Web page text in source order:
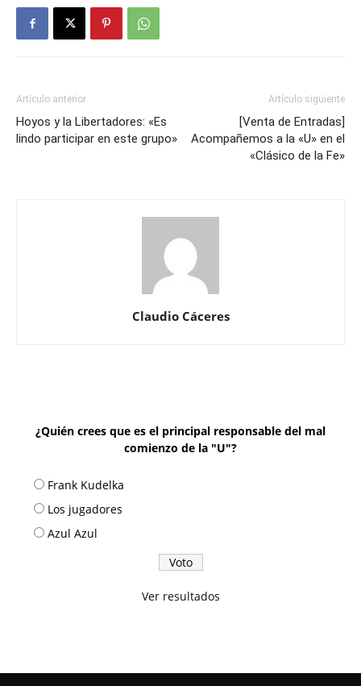
Artículo anterior
Hoyos y la Libertadores: «Es
lindo participar en este grupo»
Artículo siguiente
[Venta de Entradas]
Acompañemos a la «U» en el
«Clásico de la Fe»
Claudio Cáceres
¿Quién crees que es el principal responsable del mal
comienzo de la "U"?
Frank Kudelka
Los jugadores
Azul Azul
Ver resultados